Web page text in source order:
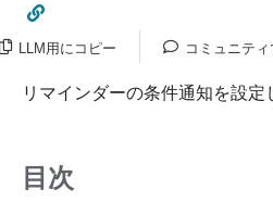
LLM用にコピー コミュニテ
リマインダーの条件通知を設定
目次